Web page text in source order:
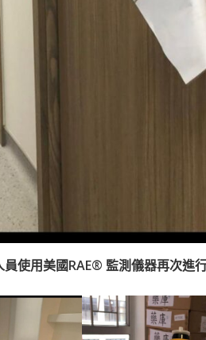
使用美國RAE®️ 監測儀器再次進